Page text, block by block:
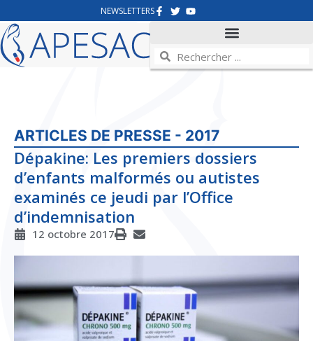
NEWSLETTERS
ARTICLES DE PRESSE - 2017
Dépakine: Les premiers dossiers
d’enfants malformés ou autistes
examinés ce jeudi par l’Office
d’indemnisation
12 octobre 2017